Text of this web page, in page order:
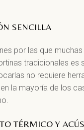
SENCILLA
por las que
tradicionales es
no requiere
la mayoría de los
TÉRMICO Y